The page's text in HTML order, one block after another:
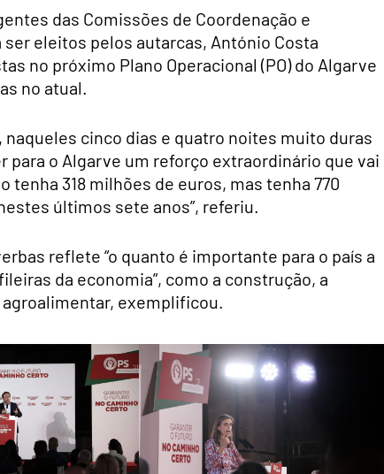
das Comissões de Coordenação e
ser eleitos pelos autarcas, António Costa
no próximo Plano Operacional (PO) do Algarve
no atual.
cinco dias e quatro noites muito duras
para o Algarve um reforço extraordinário que vai
318 milhões de euros, mas tenha 770
últimos sete anos”, referiu.
reflete “o quanto é importante para o país a
da economia”, como a construção, a
exemplificou.